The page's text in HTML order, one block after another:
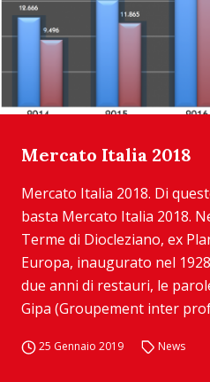
Mercato Italia 2018
Mercato Italia 2018. Di
basta Mercato Italia 2018.
Terme di Diocleziano, ex
Europa, inaugurato nel
due anni di restauri, le
Gipa (Groupement inter
25 Gennaio 2019 News